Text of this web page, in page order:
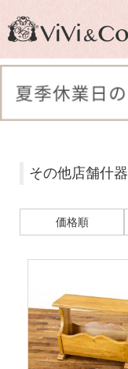
その他店舗什器
価格順
商品検索：